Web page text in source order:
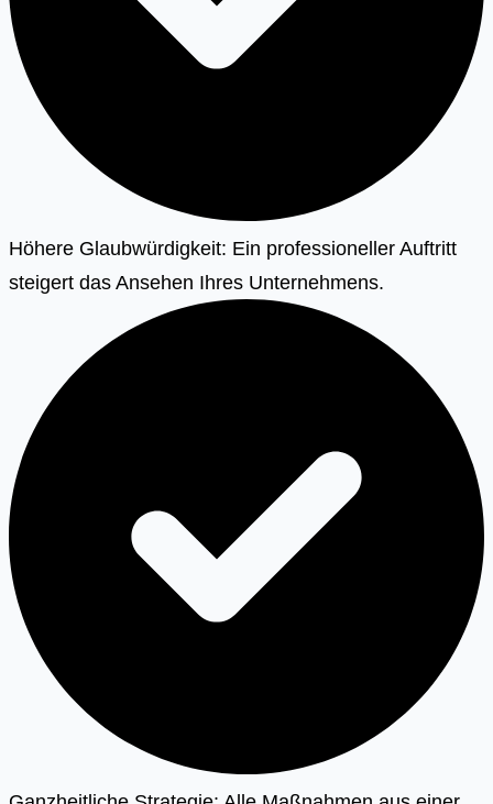
Höhere Glaubwürdigkeit: Ein professioneller Auftritt
steigert das Ansehen Ihres Unternehmens.